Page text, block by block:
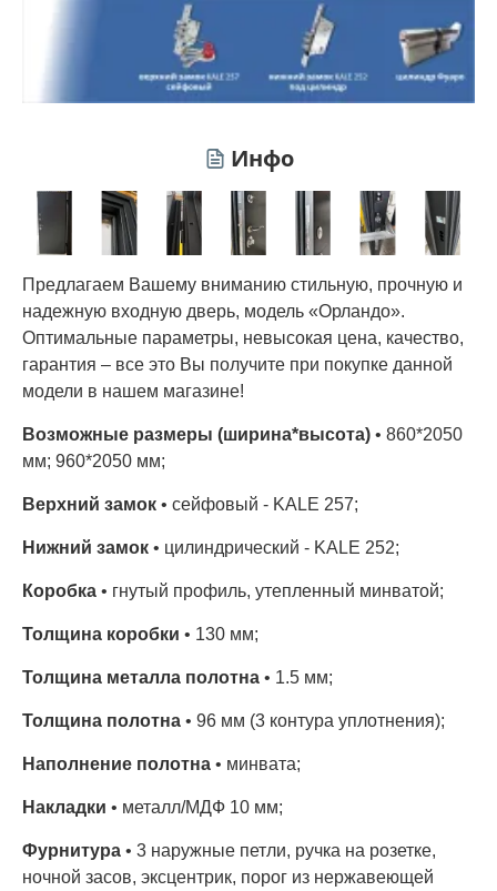
Инфо
Предлагаем Вашему вниманию стильную, прочную и
надежную входную дверь, модель «Орландо».
Оптимальные параметры, невысокая цена, качество,
гарантия – все это Вы получите при покупке данной
модели в нашем магазине!
Возможные размеры (ширина*высота) • 860*2050
мм; 960*2050 мм;
Верхний замок • сейфовый - KALE 257;
Нижний замок • цилиндрический - KALE 252;
Коробка • гнутый профиль, утепленный минватой;
Толщина коробки • 130 мм;
Толщина металла полотна • 1.5 мм;
Толщина полотна • 96 мм (3 контура уплотнения);
Наполнение полотна • минвата;
Накладки • металл/МДФ 10 мм;
Фурнитура • 3 наружные петли, ручка на розетке,
ночной засов, эксцентрик, порог из нержавеющей